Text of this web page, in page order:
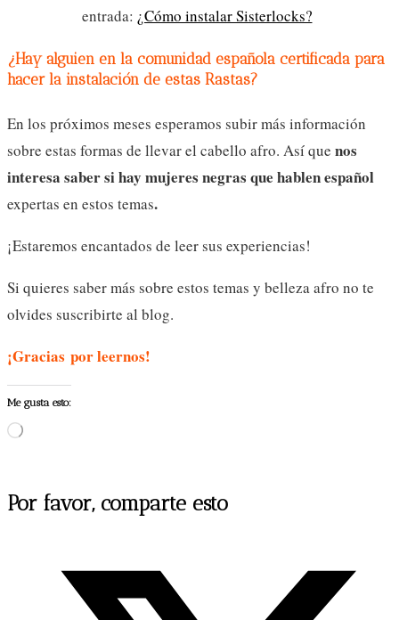
entrada: ¿Cómo instalar Sisterlocks?
¿Hay alguien en la comunidad española certificada para
hacer la instalación de estas Rastas?
En los próximos meses esperamos subir más información
sobre estas formas de llevar el cabello afro. Así que nos
interesa saber si hay mujeres negras que hablen español
expertas en estos temas.
¡Estaremos encantados de leer sus experiencias!
Si quieres saber más sobre estos temas y belleza afro no te
olvides suscribirte al blog.
¡Gracias por leernos!
Me gusta esto:
Cargando...
Por favor, comparte estoCompartir
abre